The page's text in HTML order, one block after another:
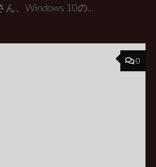
、Windows 10の...
0